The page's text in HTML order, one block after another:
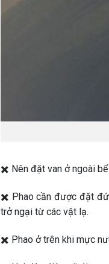
✖️ Nên đặt van ở ngoài
✖️ Phao cần được đặt
trở ngại từ các vật lạ.
✖️ Phao ở trên khi mực